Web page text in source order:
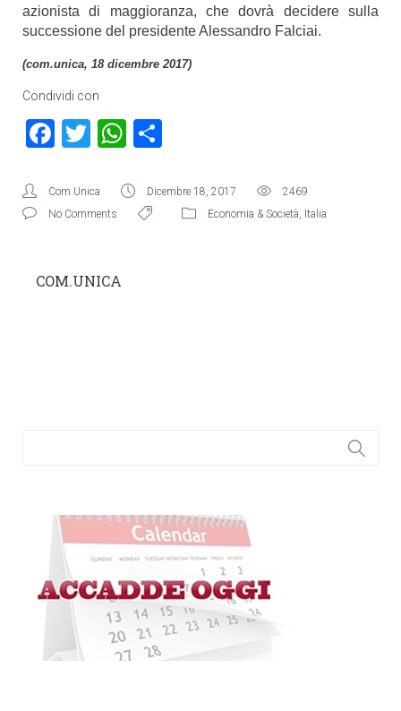
azionista di maggioranza, che dovrà decidere sulla
successione del presidente Alessandro Falciai.
(com.unica, 18 dicembre 2017)
Condividi con
Facebook
TwitterWhatsApp
Com.Unica Dicembre 18, 2017
2469
No Comments
Economia & Società, Italia
COM.UNICA